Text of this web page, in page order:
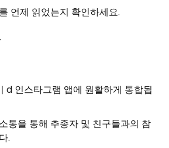
언제 읽었는지 확인하세요.
d 인스타그램 앱에 원활하게 통합됩
통을 통해 추종자 및 친구들과의 참
.